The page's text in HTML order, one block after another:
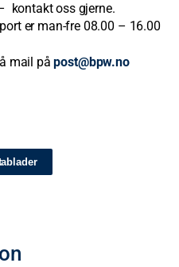
kontakt oss gjerne.
er man-fre 08.00 – 16.00
mail påpost@bpw.no